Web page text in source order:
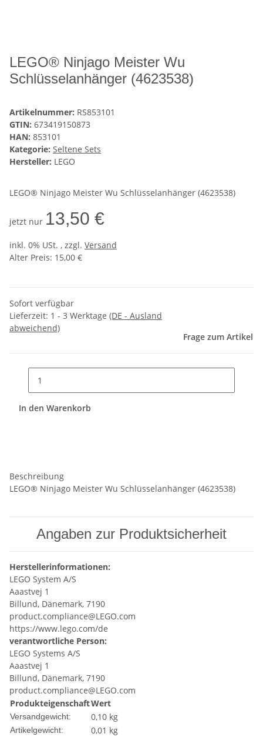
LEGO® Ninjago Meister Wu
Schlüsselanhänger (4623538)
Artikelnummer: RS853101
GTIN: 673419150873
HAN: 853101
Kategorie: Seltene Sets
Hersteller: LEGO
LEGO® Ninjago Meister Wu Schlüsselanhänger (4623538)
jetzt nur 13,50 €
inkl. 0% USt. , zzgl. Versand
Alter Preis: 15,00 €
Sofort verfügbar
Lieferzeit: 1 - 3 Werktage (DE - Ausland
abweichend)
Frage zum Artikel
In den Warenkorb
Beschreibung
LEGO® Ninjago Meister Wu Schlüsselanhänger (4623538)
Angaben zur Produktsicherheit
Herstellerinformationen:
LEGO System A/S
Aaastvej 1
Billund, Dänemark, 7190
product.compliance@LEGO.com
https://www.lego.com/de
verantwortliche Person:
LEGO Systems A/S
Aaastvej 1
Billund, Dänemark, 7190
product.compliance@LEGO.com
ProdukteigenschaftWert
Versandgewicht: 0,10 kg
Artikelgewicht: 0,01 kg